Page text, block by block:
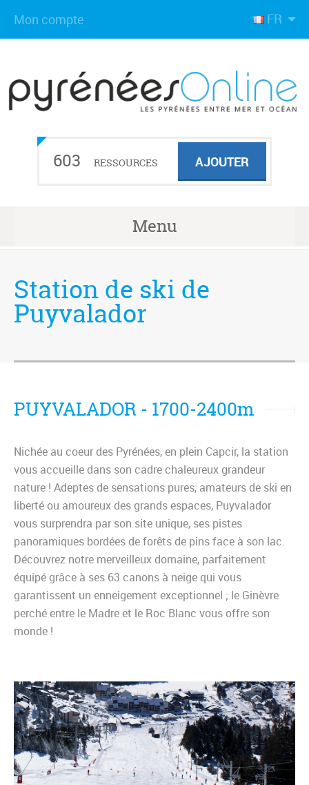
FR
Mon compte
603 RESSOURCES AJOUTER
Menu
Station de ski de
Puyvalador
PUYVALADOR - 1700-2400m
Nichée au coeur des Pyrénées, en plein Capcir, la station
vous accueille dans son cadre chaleureux grandeur
nature ! Adeptes de sensations pures, amateurs de ski en
liberté ou amoureux des grands espaces, Puyvalador
vous surprendra par son site unique, ses pistes
panoramiques bordées de forêts de pins face à son lac.
Découvrez notre merveilleux domaine, parfaitement
équipé grâce à ses 63 canons à neige qui vous
garantissent un enneigement exceptionnel ; le Ginèvre
perché entre le Madre et le Roc Blanc vous offre son
monde !